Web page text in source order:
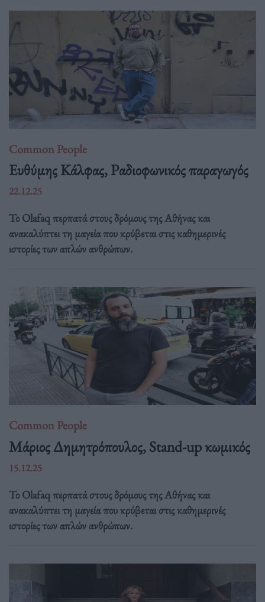
Common People
Ευθύμης Κάλφας, Ραδιοφωνικός παραγωγός
22.12.25
Το Olafaq περπατά στους δρόμους της Αθήνας και
ανακαλύπτει τη μαγεία που κρύβεται στις καθημερινές
ιστορίες των απλών ανθρώπων.
Common People
Mάριος Δημητρόπουλος, Stand-up κωμικός
15.12.25
Το Olafaq περπατά στους δρόμους της Αθήνας και
ανακαλύπτει τη μαγεία που κρύβεται στις καθημερινές
ιστορίες των απλών ανθρώπων.